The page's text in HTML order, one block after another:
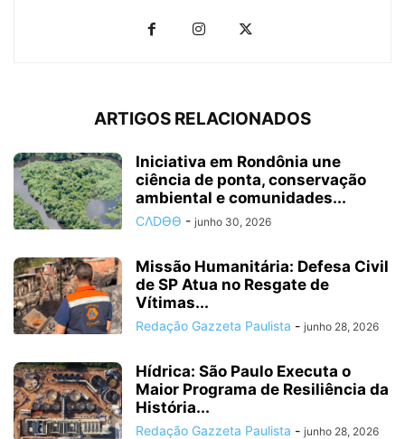
ARTIGOS RELACIONADOS
Iniciativa em Rondônia une
ciência de ponta, conservação
ambiental e comunidades...
CΛDӨӨ - junho 30, 2026
Missão Humanitária: Defesa Civil
de SP Atua no Resgate de
Vítimas...
Redação Gazzeta Paulista - junho 28, 2026
Hídrica: São Paulo Executa o
Maior Programa de Resiliência da
História...
Redação Gazzeta Paulista - junho 28, 2026